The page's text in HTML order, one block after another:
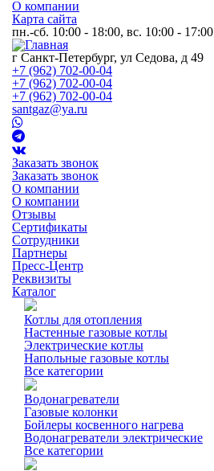
О компании
Карта сайта
пн.-сб. 10:00 - 18:00, вс. 10:00 - 17:00
г Санкт-Петербург, ул Седова, д 49
+7 (962) 702-00-04
+7 (962) 702-00-04
+7 (962) 702-00-04
santgaz@ya.ru
Заказать звонок
Заказать звонок
О компании
О компании
Отзывы
Сертификаты
Сотрудники
Партнеры
Пресс-Центр
Реквизиты
Каталог
Котлы для отопления
Настенные газовые котлы
Электрические котлы
Напольные газовые котлы
Все категории
Водонагреватели
Газовые колонки
Бойлеры косвенного нагрева
Водонагреватели электрические
Все категории